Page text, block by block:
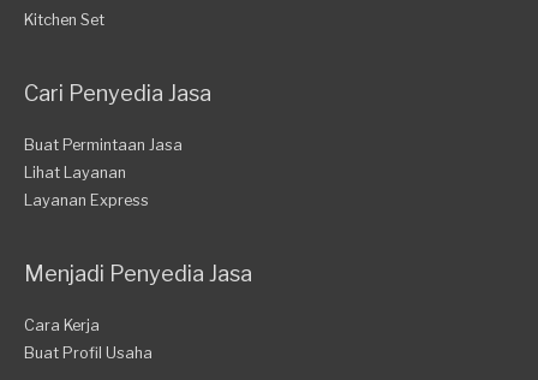
Kitchen Set
Cari Penyedia Jasa
Buat Permintaan Jasa
Lihat Layanan
Layanan Express
Menjadi Penyedia Jasa
Cara Kerja
Buat Profil Usaha